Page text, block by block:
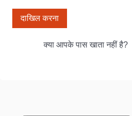
दाखिल करना
क्या आपके पास खाता नहीं है?